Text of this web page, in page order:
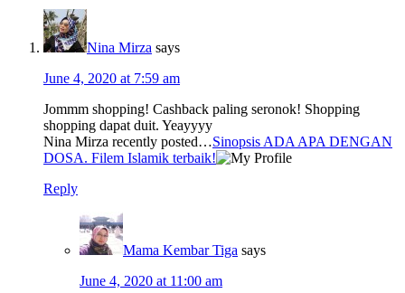
Nina Mirza says
June 4, 2020 at 7:59 am
Jommm shopping! Cashback paling seronok! Shopping
shopping dapat duit. Yeayyyy
Nina Mirza recently posted…Sinopsis ADA APA DENGAN
DOSA. Filem Islamik terbaik!
Reply
Mama Kembar Tiga says
June 4, 2020 at 11:00 am